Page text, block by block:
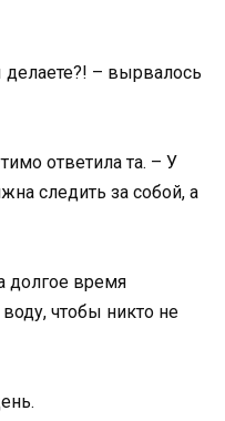
делаете?! – вырвалось
ответила та. – У
следить за собой, а
долгое время
чтобы никто не